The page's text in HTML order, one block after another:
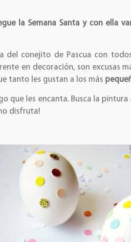
la Semana Santa y con ella
del conejito de Pascua con
en decoración, son excusas
tanto les gustan a los más
que les encanta. Busca la
disfruta!